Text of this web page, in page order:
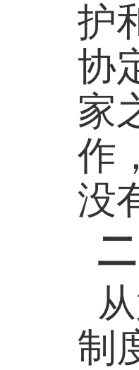
护
协
家
作
没
二
制